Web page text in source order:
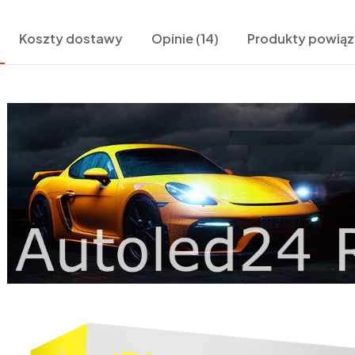
Koszty dostawy Opinie (14) Produkty